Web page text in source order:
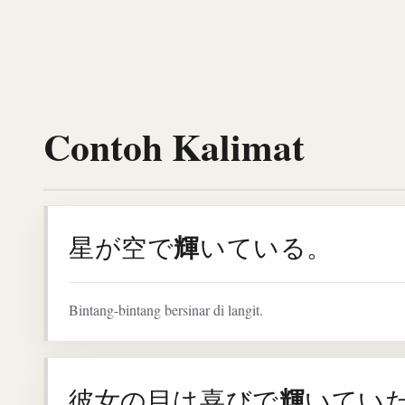
Contoh Kalimat
星が空で輝いている。
Bintang-bintang bersinar di langit.